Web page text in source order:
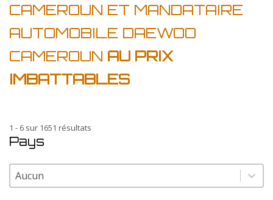
CAMEROUN ET MANDATAIRE
AUTOMOBILE DAEWOO
CAMEROUN AU PRIX
IMBATTABLES
1 - 6 sur 1651 résultats
Pays
Pays
Pays